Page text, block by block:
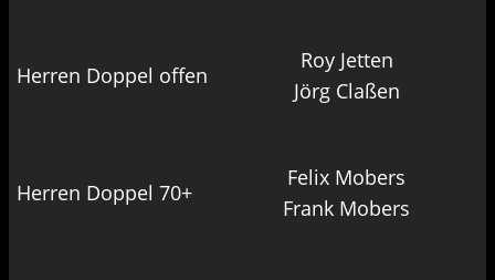
Herren Doppel offen
Roy Jetten
Jörg Claßen
Herren Doppel 70+
Felix Mobers
Frank Mobers